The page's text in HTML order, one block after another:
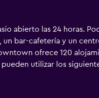
abierto las 24 horas.
un bar-cafetería y un
ofrece 120
utilizar los
y bañera combinadas
Los servicios para